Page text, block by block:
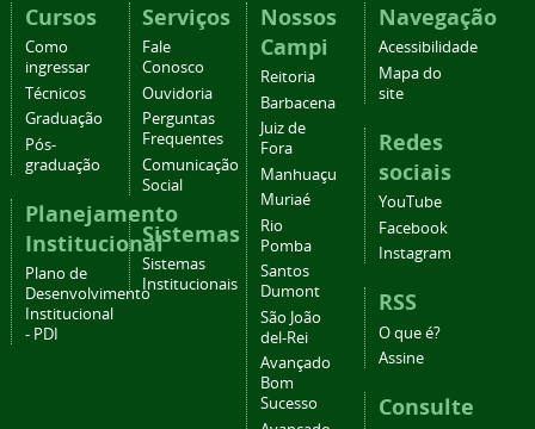
Cursos
Como
ingressar
Técnicos
Graduação
Pós-
graduação
Planejamento
Institucional
Plano de
Desenvolvimento
Institucional
- PDI
Serviços
Fale
Conosco
Ouvidoria
Perguntas
Frequentes
Comunicação
Social
Sistemas
Sistemas
Institucionais
Nossos
Campi
Reitoria
Barbacena
Juiz de
Fora
Manhuaçu
Muriaé
Rio
Pomba
Santos
Dumont
São João
del-Rei
Avançado
Bom
Sucesso
Navegação
Acessibilidade
Mapa do
site
Redes
sociais
YouTube
Facebook
Instagram
RSS
O que é?
Assine
Consulte